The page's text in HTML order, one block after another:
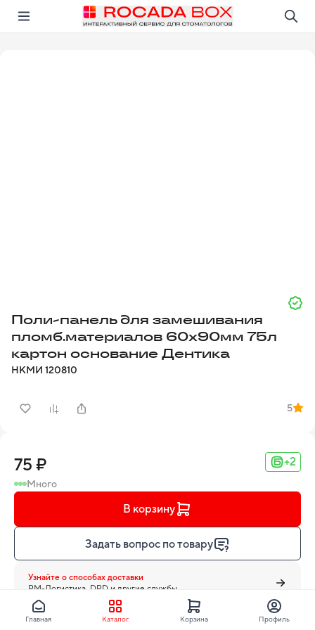
Открыть в приложении!
Поли-панель для замешивания
пломб.материалов 60х90мм 75л
картон основание Дентика
НКМИ 120810
5
75 ₽ +2
Много
В корзину
Задать вопрос по товару
Узнайте о способах доставки
PM-Логистика, DPD и другие службы
Главная Каталог Корзина Профиль